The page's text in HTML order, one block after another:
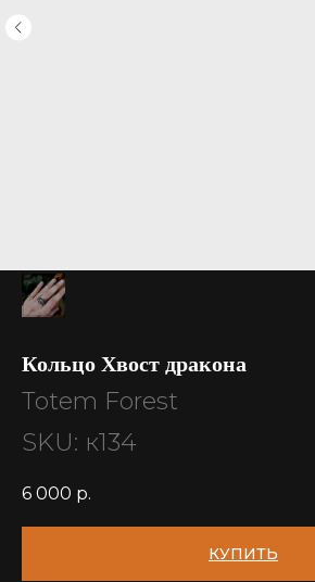
Кольцо Хвост дракона
Totem Forest
SKU: к134
6 000 р.
КУПИТЬ